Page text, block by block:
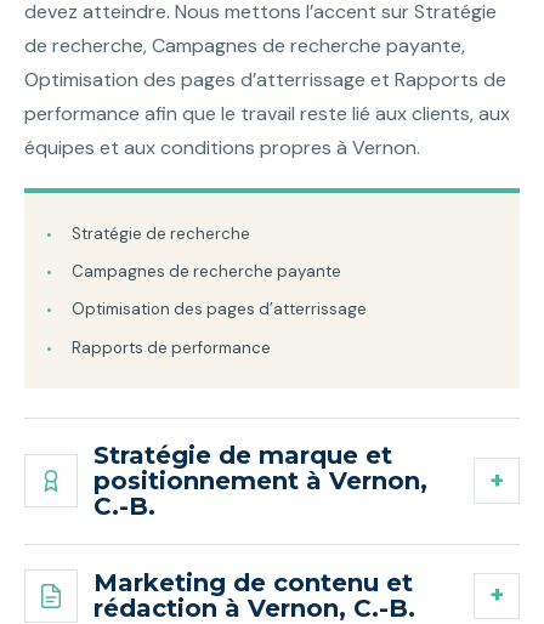
devez atteindre. Nous mettons l’accent sur Stratégie
de recherche, Campagnes de recherche payante,
Optimisation des pages d’atterrissage et Rapports de
performance afin que le travail reste lié aux clients, aux
équipes et aux conditions propres à Vernon.
Stratégie de recherche
Campagnes de recherche payante
Optimisation des pages d’atterrissage
Rapports de performance
Stratégie de marque et
positionnement à Vernon,
C.-B.
Marketing de contenu et
rédaction à Vernon, C.-B.